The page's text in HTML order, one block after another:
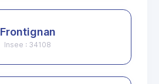
Frontignan
Insee : 34108